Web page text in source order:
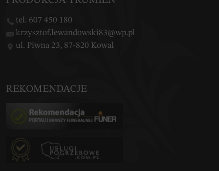
tel. 607 450 180
krzysztof.lewandowski83@wp.pl
ul. Piwna 23, 87-820 Kowal
REKOMENDACJE